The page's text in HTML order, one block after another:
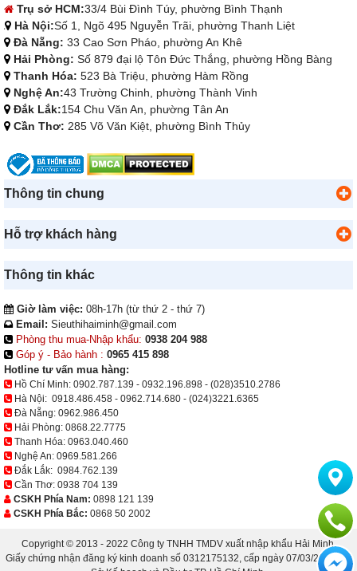
Trụ sở HCM:33/4 Bùi Đình Túy, phường Bình Thạnh
Hà Nội:Số 1, Ngõ 495 Nguyễn Trãi, phường Thanh Liệt
Đà Nẵng: 33 Cao Sơn Pháo, phường An Khê
Hải Phòng: Số 879 đại lộ Tôn Đức Thắng, phường Hồng Bàng
Thanh Hóa: 523 Bà Triệu, phường Hàm Rồng
Nghệ An:43 Trường Chinh, phường Thành Vinh
Đắk Lắk:154 Chu Văn An, phường Tân An
Cần Thơ: 285 Võ Văn Kiệt, phường Bình Thủy
Thông tin chung
Hỗ trợ khách hàng
Thông tin khác
Giờ làm việc: 08h-17h (từ thứ 2 - thứ 7)
Email: Sieuthihaiminh@gmail.com
Phòng thu mua-Nhập khẩu: 0938 204 988
Góp ý - Bảo hành : 0965 415 898
Hotline tư vấn mua hàng:
Hồ Chí Minh: 0902.787.139 - 0932.196.898 - (028)3510.2786
Hà Nội: 0918.486.458 - 0962.714.680 - (024)3221.6365
Đà Nẵng: 0962.986.450
Hải Phòng: 0868.22.7775
Thanh Hóa: 0963.040.460
Nghệ An: 0969.581.266
Đắk Lắk: 0984.762.139
Cần Thơ: 0938 704 139
CSKH Phía Nam: 0898 121 139
CSKH Phía Bắc: 0868 50 2002
Copyright © 2013 - 2022 Công ty TNHH TMDV xuất nhập khẩu Hải Minh.
Giấy chứng nhận đăng ký kinh doanh số 0312175132, cấp ngày 07/03/2013 bởi